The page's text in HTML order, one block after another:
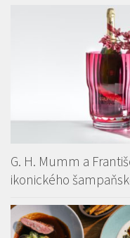
G. H. Mumm a
ikonického